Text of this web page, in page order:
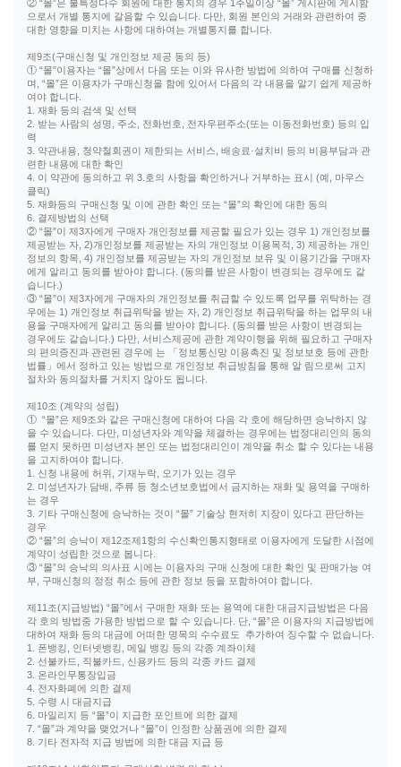
② “몰”은 불특정다수 회원에 대한 통지의 경우 1주일이상 “몰” 게시판에 게시함
으로서 개별 통지에 갈음할 수 있습니다. 다만, 회원 본인의 거래와 관련하여 중
대한 영향을 미치는 사항에 대하여는 개별통지를 합니다.
제9조(구매신청 및 개인정보 제공 동의 등)
① “몰”이용자는 “몰”상에서 다음 또는 이와 유사한 방법에 의하여 구매를 신청하
며, “몰”은 이용자가 구매신청을 함에 있어서 다음의 각 내용을 알기 쉽게 제공하
여야 합니다.
1. 재화 등의 검색 및 선택
2. 받는 사람의 성명, 주소, 전화번호, 전자우편주소(또는 이동전화번호) 등의 입
력
3. 약관내용, 청약철회권이 제한되는 서비스, 배송료·설치비 등의 비용부담과 관
련한 내용에 대한 확인
4. 이 약관에 동의하고 위 3.호의 사항을 확인하거나 거부하는 표시 (예, 마우스
클릭)
5. 재화등의 구매신청 및 이에 관한 확인 또는 “몰”의 확인에 대한 동의
6. 결제방법의 선택
② “몰”이 제3자에게 구매자 개인정보를 제공할 필요가 있는 경우 1) 개인정보를
제공받는 자, 2)개인정보를 제공받는 자의 개인정보 이용목적, 3) 제공하는 개인
정보의 항목, 4) 개인정보를 제공받는 자의 개인정보 보유 및 이용기간을 구매자
에게 알리고 동의를 받아야 합니다. (동의를 받은 사항이 변경되는 경우에도 같
습니다.)
③ “몰”이 제3자에게 구매자의 개인정보를 취급할 수 있도록 업무를 위탁하는 경
우에는 1) 개인정보 취급위탁을 받는 자, 2) 개인정보 취급위탁을 하는 업무의 내
용을 구매자에게 알리고 동의를 받아야 합니다. (동의를 받은 사항이 변경되는
경우에도 같습니다.) 다만, 서비스제공에 관한 계약이행을 위해 필요하고 구매자
의 편의증진과 관련된 경우에 는 「정보통신망 이용촉진 및 정보보호 등에 관한
법률」에서 정하고 있는 방법으로 개인정보 취급방침을 통해 알 림으로써 고지
절차와 동의절차를 거치지 않아도 됩니다.
제10조 (계약의 성립)
① “몰”은 제9조와 같은 구매신청에 대하여 다음 각 호에 해당하면 승낙하지 않
을 수 있습니다. 다만, 미성년자와 계약을 체결하는 경우에는 법정대리인의 동의
를 얻지 못하면 미성년자 본인 또는 법정대리인이 계약을 취소 할 수 있다는 내용
을 고지하여야 합니다.
1. 신청 내용에 허위, 기재누락, 오기가 있는 경우
2. 미성년자가 담배, 주류 등 청소년보호법에서 금지하는 재화 및 용역을 구매하
는 경우
3. 기타 구매신청에 승낙하는 것이 “몰” 기술상 현저히 지장이 있다고 판단하는
경우
② “몰”의 승낙이 제12조제1항의 수신확인통지형태로 이용자에게 도달한 시점에
계약이 성립한 것으로 봅니다.
③ “몰”의 승낙의 의사표 시에는 이용자의 구매 신청에 대한 확인 및 판매가능 여
부, 구매신청의 정정 취소 등에 관한 정보 등을 포함하여야 합니다.
제11조(지급방법) “몰”에서 구매한 재화 또는 용역에 대한 대금지급방법은 다음
각 호의 방법중 가용한 방법으로 할 수 있습니다. 단, “몰”은 이용자의 지급방법에
대하여 재화 등의 대금에 어떠한 명목의 수수료도 추가하여 징수할 수 없습니다.
1. 폰뱅킹, 인터넷뱅킹, 메일 뱅킹 등의 각종 계좌이체
2. 선불카드, 직불카드, 신용카드 등의 각종 카드 결제
3. 온라인무통장입금
4. 전자화폐에 의한 결제
5. 수령 시 대금지급
6. 마일리지 등 “몰”이 지급한 포인트에 의한 결제
7. “몰”과 계약을 맺었거나 “몰”이 인정한 상품권에 의한 결제
8. 기타 전자적 지급 방법에 의한 대금 지급 등